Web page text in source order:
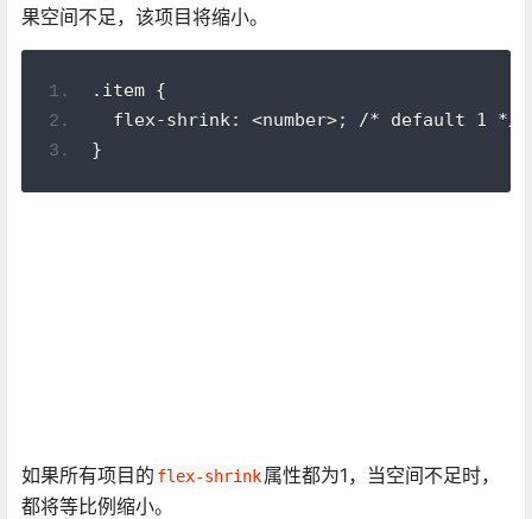
果空间不足，该项目将缩小。
.item {
  flex-shrink: <number>; /* default 1 */
}
如果所有项目的 flex-shrink属性都为1，当空间不足时，
都将等比例缩小。